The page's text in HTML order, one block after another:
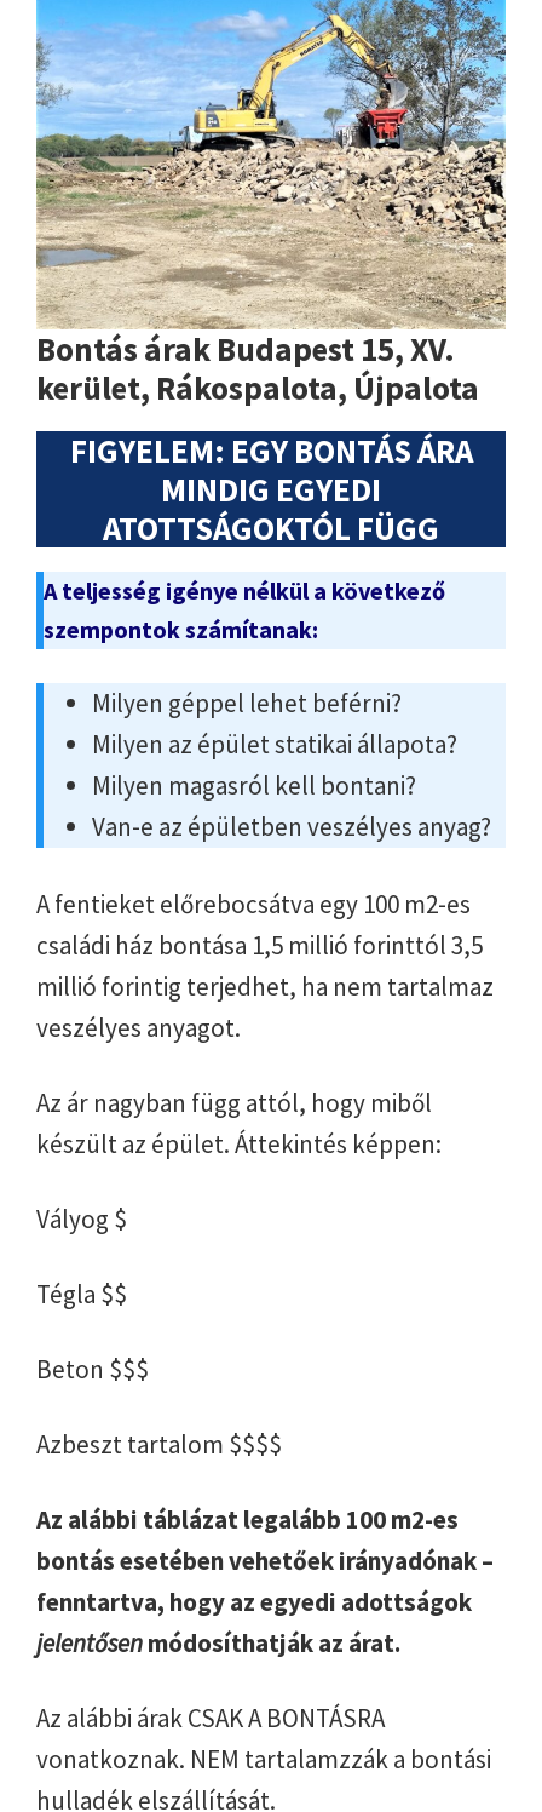
Bontás árak Budapest 15, XV.
kerület, Rákospalota, Újpalota
FIGYELEM: EGY BONTÁS ÁRA
MINDIG EGYEDI
ATOTTSÁGOKTÓL FÜGG
A teljesség igénye nélkül a következő
szempontok számítanak:
Milyen géppel lehet beférni?
Milyen az épület statikai állapota?
Milyen magasról kell bontani?
Van-e az épületben veszélyes anyag?
A fentieket előrebocsátva egy 100 m2-es
családi ház bontása 1,5 millió forinttól 3,5
millió forintig terjedhet, ha nem tartalmaz
veszélyes anyagot.
Az ár nagyban függ attól, hogy miből
készült az épület. Áttekintés képpen:
Vályog $
Tégla $$
Beton $$$
Azbeszt tartalom $$$$
Az alábbi táblázat legalább 100 m2-es
bontás esetében vehetőek irányadónak –
fenntartva, hogy az egyedi adottságok
jelentősenmódosíthatják az árat.
Az alábbi árak CSAK A BONTÁSRA
vonatkoznak. NEM tartalamzzák a bontási
hulladék elszállítását.